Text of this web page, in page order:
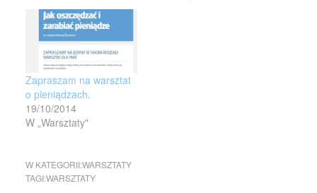
Zapraszam na warsztat
o pieniądzach.
19/10/2014
W „Warsztaty"
W KATEGORII:WARSZTATY
TAGI:WARSZTATY